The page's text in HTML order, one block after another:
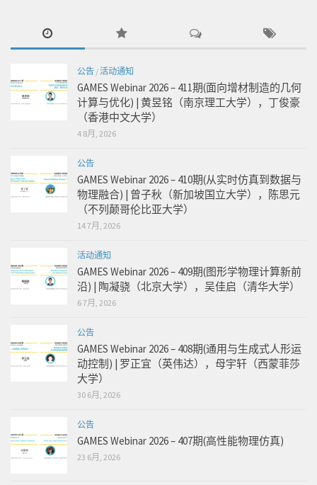
公告 /活动通知
GAMES Webinar 2026 – 411期(面向增材制造的几何
计算与优化) | 黄昱铭（南京理工大学），丁俊豪
（香港中文大学）
4 8月, 2026
公告
GAMES Webinar 2026 – 410期(从实时仿真到数据与
物理融合) | 曾子秋（新加坡国立大学），陈思元
（不列颠哥伦比亚大学）
14 7月, 2026
活动通知
GAMES Webinar 2026 – 409期(图形学物理计算新前
沿) | 陶凝骁（北京大学），吴佳启（清华大学）
6 7月, 2026
公告
GAMES Webinar 2026 – 408期(通用与生成式人形运
动控制) | 罗正宜（英伟达），母宇轩（西蒙菲莎
大学）
30 6月, 2026
公告
GAMES Webinar 2026 – 407期(高性能物理仿真)
23 6月, 2026